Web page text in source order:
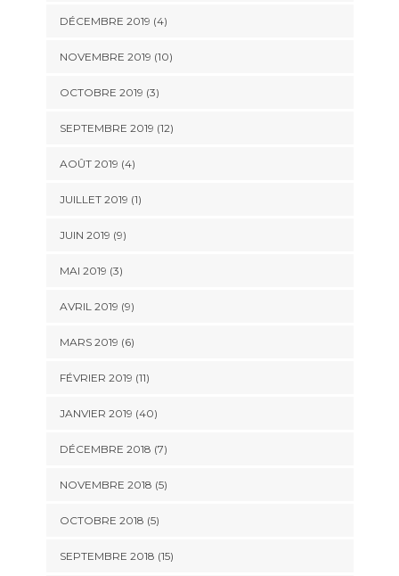
DÉCEMBRE 2019 (4)
NOVEMBRE 2019 (10)
OCTOBRE 2019 (3)
SEPTEMBRE 2019 (12)
AOÛT 2019 (4)
JUILLET 2019 (1)
JUIN 2019 (9)
MAI 2019 (3)
AVRIL 2019 (9)
MARS 2019 (6)
FÉVRIER 2019 (11)
JANVIER 2019 (40)
DÉCEMBRE 2018 (7)
NOVEMBRE 2018 (5)
OCTOBRE 2018 (5)
SEPTEMBRE 2018 (15)